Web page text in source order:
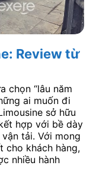
Review từ
chọn “lâu năm
ai muốn đi
sở hữu
hợp với bề dày
tải. Với mong
cho khách hàng,
nhiều hành